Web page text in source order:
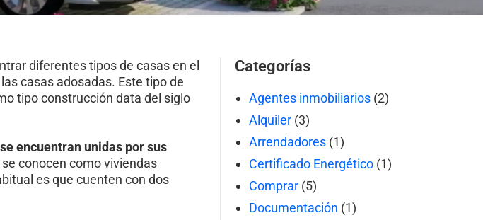
diferentes tipos de casas en el
casas adosadas. Este tipo de
tipo construcción data del siglo
encuentran unidas por sus
conocen como viviendas
es que cuenten con dos
Categorías
Agentes inmobiliarios (2)
Alquiler (3)
Arrendadores (1)
Certificado Energético (1)
Comprar (5)
Documentación (1)